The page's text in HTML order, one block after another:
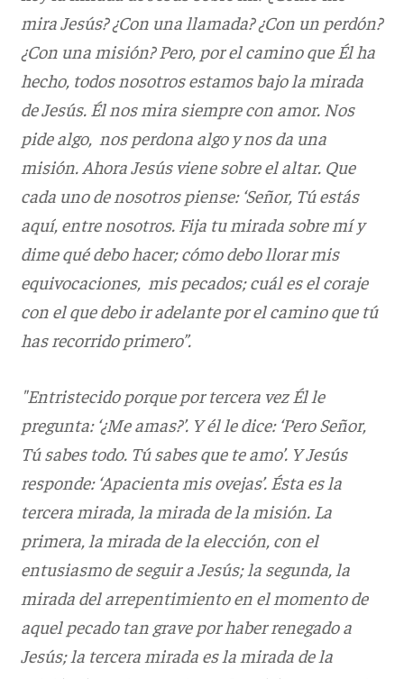
mira Jesús? ¿Con una llamada? ¿Con un perdón?
¿Con una misión? Pero, por el camino que Él ha
hecho, todos nosotros estamos bajo la mirada
de Jesús. Él nos mira siempre con amor. Nos
pide algo, nos perdona algo y nos da una
misión. Ahora Jesús viene sobre el altar. Que
cada uno de nosotros piense: ‘Señor, Tú estás
aquí, entre nosotros. Fija tu mirada sobre mí y
dime qué debo hacer; cómo debo llorar mis
equivocaciones, mis pecados; cuál es el coraje
con el que debo ir adelante por el camino que tú
has recorrido primero”.
"Entristecido porque por tercera vez Él le
pregunta: ‘¿Me amas?’. Y él le dice: ‘Pero Señor,
Tú sabes todo. Tú sabes que te amo’. Y Jesús
responde: ‘Apacienta mis ovejas’. Ésta es la
tercera mirada, la mirada de la misión. La
primera, la mirada de la elección, con el
entusiasmo de seguir a Jesús; la segunda, la
mirada del arrepentimiento en el momento de
aquel pecado tan grave por haber renegado a
Jesús; la tercera mirada es la mirada de la